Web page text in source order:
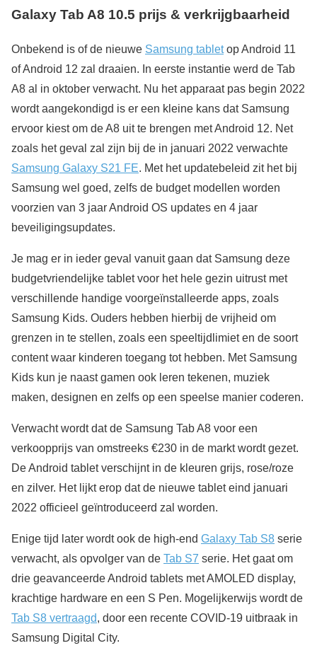
Galaxy Tab A8 10.5 prijs & verkrijgbaarheid
Onbekend is of de nieuwe Samsung tabletop Android 11
of Android 12 zal draaien. In eerste instantie werd de Tab
A8 al in oktober verwacht. Nu het apparaat pas begin 2022
wordt aangekondigd is er een kleine kans dat Samsung
ervoor kiest om de A8 uit te brengen met Android 12. Net
zoals het geval zal zijn bij de in januari 2022 verwachte
Samsung Galaxy S21 FE. Met het updatebeleid zit het bij
Samsung wel goed, zelfs de budget modellen worden
voorzien van 3 jaar Android OS updates en 4 jaar
beveiligingsupdates.
Je mag er in ieder geval vanuit gaan dat Samsung deze
budgetvriendelijke tablet voor het hele gezin uitrust met
verschillende handige voorgeïnstalleerde apps, zoals
Samsung Kids. Ouders hebben hierbij de vrijheid om
grenzen in te stellen, zoals een speeltijdlimiet en de soort
content waar kinderen toegang tot hebben. Met Samsung
Kids kun je naast gamen ook leren tekenen, muziek
maken, designen en zelfs op een speelse manier coderen.
Verwacht wordt dat de Samsung Tab A8 voor een
verkoopprijs van omstreeks €230 in de markt wordt gezet.
De Android tablet verschijnt in de kleuren grijs, rose/roze
en zilver. Het lijkt erop dat de nieuwe tablet eind januari
2022 officieel geïntroduceerd zal worden.
Enige tijd later wordt ook de high-end Galaxy Tab S8 serie
verwacht, als opvolger van de Tab S7 serie. Het gaat om
drie geavanceerde Android tablets met AMOLED display,
krachtige hardware en een S Pen. Mogelijkerwijs wordt de
Tab S8 vertraagd, door een recente COVID-19 uitbraak in
Samsung Digital City.